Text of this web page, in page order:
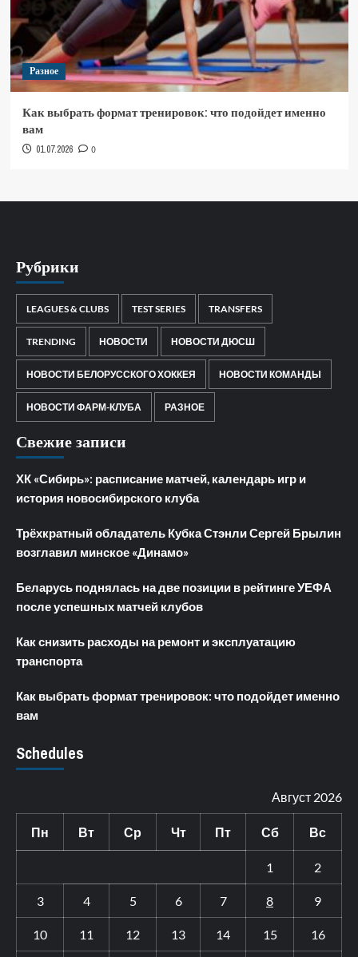
Разное
Как выбрать формат тренировок: что подойдет именно
вам
01.07.2026 0
Рубрики
LEAGUES & CLUBS TEST SERIES TRANSFERS
TRENDING НОВОСТИ НОВОСТИ ДЮСШ
НОВОСТИ БЕЛОРУССКОГО ХОККЕЯ НОВОСТИ КОМАНДЫ
НОВОСТИ ФАРМ-КЛУБА РАЗНОЕ
Свежие записи
ХК «Сибирь»: расписание матчей, календарь игр и
история новосибирского клуба
Трёхкратный обладатель Кубка Стэнли Сергей Брылин
возглавил минское «Динамо»
Беларусь поднялась на две позиции в рейтинге УЕФА
после успешных матчей клубов
Как снизить расходы на ремонт и эксплуатацию
транспорта
Как выбрать формат тренировок: что подойдет именно
вам
Schedules
Август 2026
Пн Вт Ср Чт Пт Сб Вс
1 2
3 4 5 6 7 8 9
10 11 12 13 14 15 16